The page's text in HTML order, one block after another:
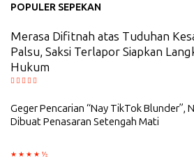
POPULER SEPEKAN
Merasa Difitnah atas Tuduhan
Palsu, Saksi Terlapor Siapkan
Hukum
Geger Pencarian “Nay TikTok Blunder”,
Dibuat Penasaran Setengah Mati